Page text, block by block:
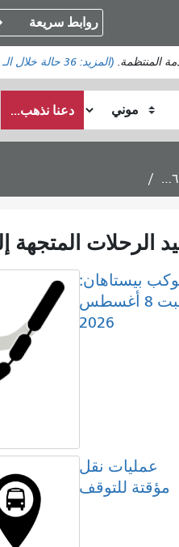
روابط سريعة
المنتظمة. (المزيد:36 حالة خلال الـ 48 ساعة
النهاية
دعنا نذهب...
بيستاهان:
السبت 8 أغسطس
2026
عمليات نقل
مؤقتة للتوقف